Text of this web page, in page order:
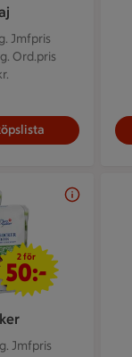
Jmfpris
Ord.pris
Jmfpris
2 för 50 kr
2 för
50:-